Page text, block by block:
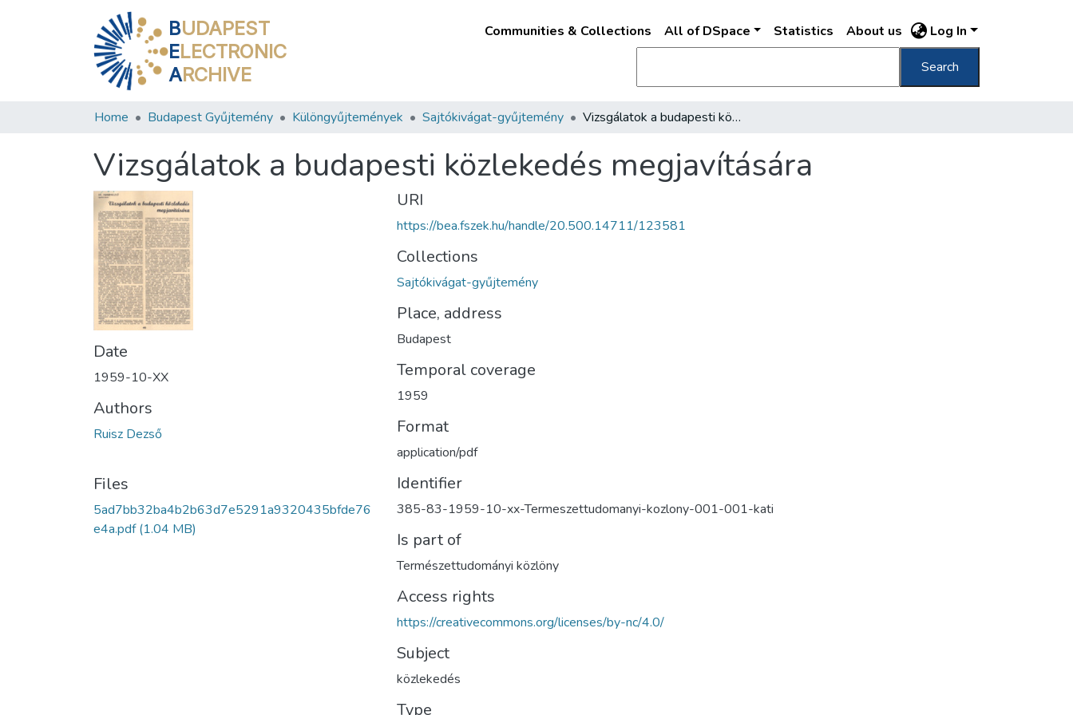
BUDAPEST
ELECTRONIC
ARCHIVE
Communities & Collections All of DSpace Statistics About us Log In
Search
Home Budapest Gyűjtemény Különgyűjtemények Sajtókivágat-gyűjtemény Vizsgálatok a budapesti közlekedés megjavítására
Vizsgálatok a budapesti közlekedés megjavítására
Date
1959-10-XX
Authors
Ruisz Dezső
Files
5ad7bb32ba4b2b63d7e5291a9320435bfde76
e4a.pdf(1.04 MB)
URI
https://bea.fszek.hu/handle/20.500.14711/123581
Collections
Sajtókivágat-gyűjtemény
Place, address
Budapest
Temporal coverage
1959
Format
application/pdf
Identifier
385-83-1959-10-xx-Termeszettudomanyi-kozlony-001-001-kati
Is part of
Természettudományi közlöny
Access rights
https://creativecommons.org/licenses/by-nc/4.0/
Subject
közlekedés
Type